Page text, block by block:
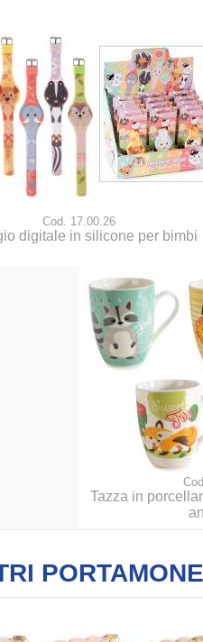
Cod. 17.00.26
digitale in silicone per bimbi
Tazza in